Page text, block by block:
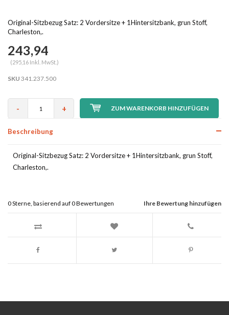
Original-Sitzbezug Satz: 2 Vordersitze + 1Hintersitzbank, grun Stoff,
Charleston,.
243,94
(295,16 Inkl. MwSt.)
SKU 341.237.500
- + ZUM WARENKORB HINZUFÜGEN
Beschreibung
Original-Sitzbezug Satz: 2 Vordersitze + 1Hintersitzbank, grun Stoff,
Charleston,.
Ihre Bewertung hinzufügen
0Sterne, basierend auf0Bewertungen